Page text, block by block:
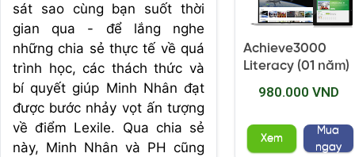
sát sao cùng bạn suốt thời
gian qua - để lắng nghe
những chia sẻ thực tế về quá
trình học, các thách thức và
bí quyết giúp Minh Nhân đạt
được bước nhảy vọt ấn tượng
về điểm Lexile. Qua chia sẻ
này, Minh Nhân và PH cũng
Achieve3000
Literacy (01 năm)
980.000 VND
Xem
Mua
ngay